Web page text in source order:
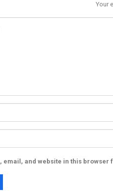
Your
email, and website in this browser